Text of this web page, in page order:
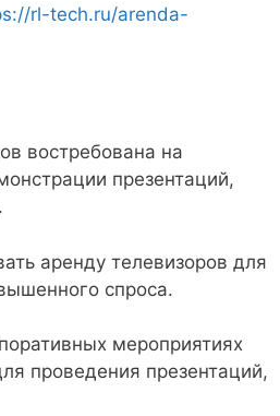
rl-tech.ru/arenda-
востребована на
презентаций,
аренду телевизоров для
спроса.
мероприятиях
проведения презентаций,